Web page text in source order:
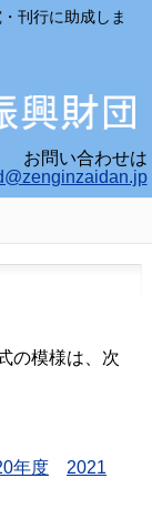
刊行に助成しま
お問い合わせは
の模様は、次
年度
2021